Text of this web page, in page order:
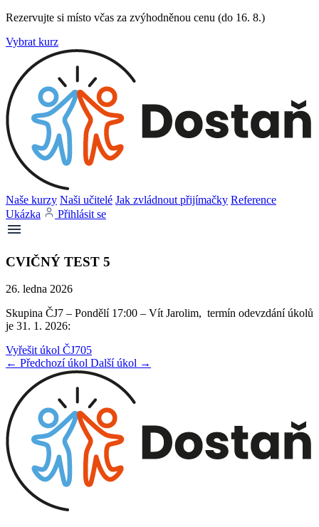
Rezervujte si místo včas za zvýhodněnou cenu (do 16. 8.)
Vybrat kurz
Naše kurzy Naši učitelé Jak zvládnout přijímačky Reference
Ukázka
Přihlásit se
CVIČNÝ TEST 5
26. ledna 2026
Skupina ČJ7 – Pondělí 17:00 – Vít Jarolim, termín odevzdání úkolů
je 31. 1. 2026:
Vyřešit úkol ČJ705
← Předchozí úkol Další úkol →